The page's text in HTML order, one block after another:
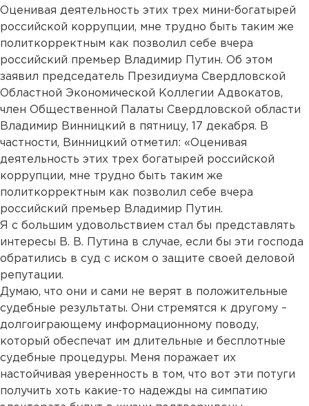
Оценивая деятельность этих трех мини-богатырей
российской коррупции, мне трудно быть таким же
политкорректным как позволил себе вчера
российский премьер Владимир Путин. Об этом
заявил председатель Президиума Свердловской
Областной Экономической Коллегии Адвокатов,
член Общественной Палаты Свердловской области
Владимир Винницкий в пятницу, 17 декабря. В
частности, Винницкий отметил: «Оценивая
деятельность этих трех богатырей российской
коррупции, мне трудно быть таким же
политкорректным как позволил себе вчера
российский премьер Владимир Путин.
Я с большим удовольствием стал бы представлять
интересы В. В. Путина в случае, если бы эти господа
обратились в суд с иском о защите своей деловой
репутации.
Думаю, что они и сами не верят в положительные
судебные результаты. Они стремятся к другому –
долгоиграющему информационному поводу,
который обеспечат им длительные и бесплотные
судебные процедуры. Меня поражает их
настойчивая уверенность в том, что вот эти потуги
получить хоть какие-то надежды на симпатию